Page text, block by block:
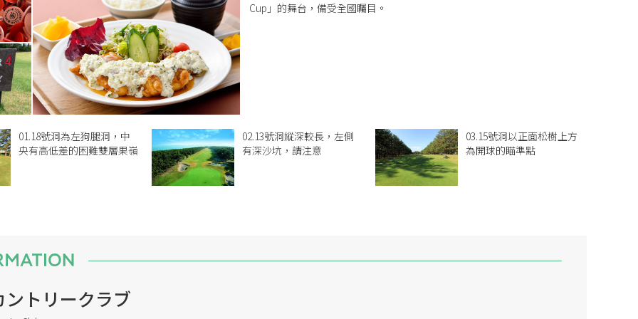
Cup」的舞台，備受全國矚目。
01.18號洞為左狗腿洞，中
央有高低差的困難雙層果嶺
02.13號洞縱深較長，左側
有深沙坑，請注意
03.15號洞以正面松樹上方
為開球的瞄準點
ントリークラブ